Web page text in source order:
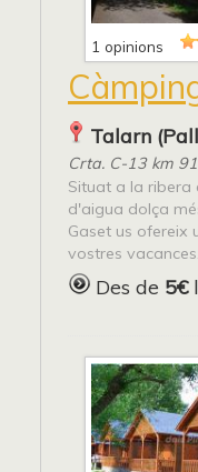
1 opinions
Talarn
Crta. C-13 km 91
Situat a la ribera
d'aigua dolça
Gaset us ofereix
vostres vacances.
Des de 5€